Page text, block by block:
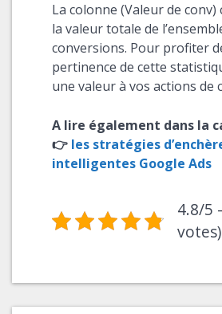
La colonne (Valeur de
la valeur totale de
conversions. Pour profiter
pertinence de cette
une valeur à vos actions de
A lire également dans la
👉 les stratégies
intelligentes Google Ads
4.8/5
votes)